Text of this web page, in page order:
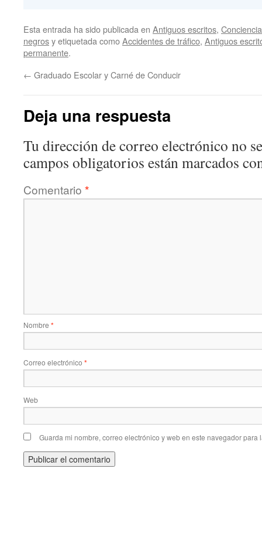
Esta entrada ha sido publicada en Antiguos escritos,
negrosy etiquetada comoAccidentes de tráfico, Antiguos
permanente.
← Graduado Escolar y Carné de Conducir
Deja una respuesta
Tu dirección de correo electrónico no
campos obligatorios están marcados
Comentario *
Nombre *
Correo electrónico *
Web
Guarda mi nombre, correo electrónico y web en este navegador para